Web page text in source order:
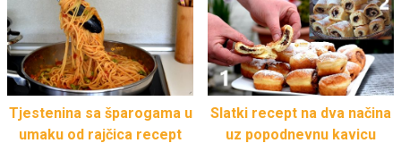
Tjestenina sa šparogama u
umaku od rajčica recept
Slatki recept na dva načina
uz popodnevnu kavicu